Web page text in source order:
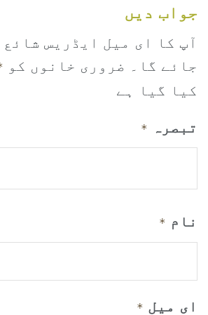
جواب دیں
آپ کا ای میل ایڈریس شائع
جائے گا۔ ضروری خانوں کو
کیا گیا ہے
تبصرہ
*
نام *
ای میل *